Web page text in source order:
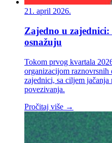
21. april 2026.
Zajedno u
osnažuju
Tokom prvog kvartala
organizacijom
zajednici, sa ciljem
povezivanja.
Pročitaj više →